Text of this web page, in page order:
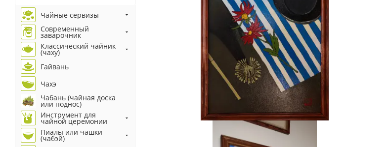
Чайные сервизы
Современный
заварочник
Классический чайник
(чаху)
Гайвань
Чахэ
Чабань (чайная доска
или поднос)
Инструмент для
чайной церемонии
Пиалы или чашки
(чабэй)